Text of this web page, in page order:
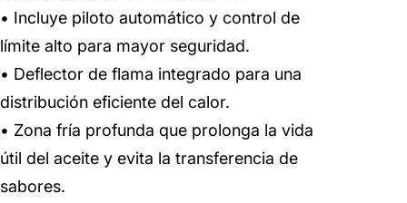
• Incluye piloto automático y control de
límite alto para mayor seguridad.
• Deflector de flama integrado para una
distribución eficiente del calor.
• Zona fría profunda que prolonga la vida
útil del aceite y evita la transferencia de
sabores.